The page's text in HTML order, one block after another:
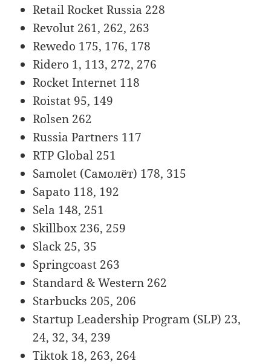
Retail Rocket Russia 228
Revolut 261, 262, 263
Rewedo 175, 176, 178
Ridero 1, 113, 272, 276
Rocket Internet 118
Roistat 95, 149
Rolsen 262
Russia Partners 117
RTP Global 251
Samolet (Самолёт) 178, 315
Sapato 118, 192
Sela 148, 251
Skillbox 236, 259
Slack 25, 35
Springcoast 263
Standard & Western 262
Starbucks 205, 206
Startup Leadership Program (SLP) 23,
24, 32, 34, 239
Tiktok 18, 263, 264